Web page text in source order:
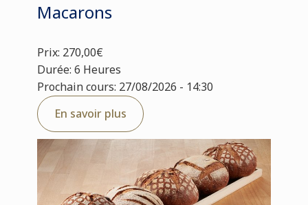
Macarons
Prix: 270,00€
Durée: 6 Heures
Prochain cours: 27/08/2026 - 14:30
En savoir plus